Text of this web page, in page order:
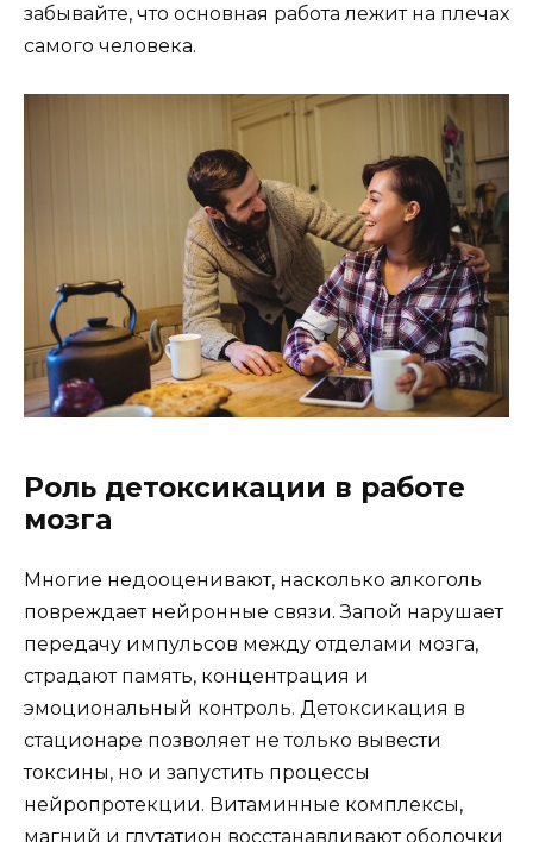
забывайте, что основная работа лежит на плечах
самого человека.
Роль детоксикации в работе
мозга
Многие недооценивают, насколько алкоголь
повреждает нейронные связи. Запой нарушает
передачу импульсов между отделами мозга,
страдают память, концентрация и
эмоциональный контроль. Детоксикация в
стационаре позволяет не только вывести
токсины, но и запустить процессы
нейропротекции. Витаминные комплексы,
магний и глутатион восстанавливают оболочки